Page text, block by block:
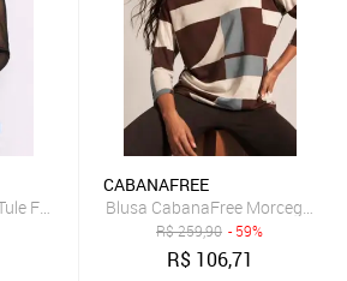
Feminina Preta
CABANAFREE
Blusa CabanaFree Morcego
R$259,90 - 59%
R$ 106,71